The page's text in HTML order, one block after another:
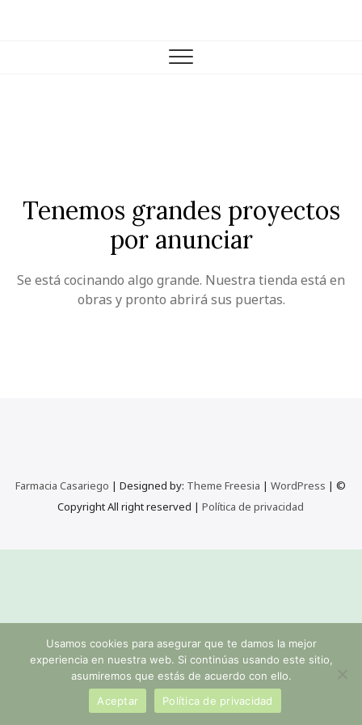
Farmacia Casariego
Tenemos grandes proyectos
por anunciar
Se está cocinando algo grande. Nuestra tienda está en
obras y pronto abrirá sus puertas.
Farmacia Casariego | Designed by: Theme Freesia |WordPress | ©
Copyright All right reserved |Política de privacidad
Usamos cookies para asegurar que te damos la mejor
experiencia en nuestra web. Si continúas usando este sitio,
asumiremos que estás de acuerdo con ello.
Aceptar
Política de privacidad